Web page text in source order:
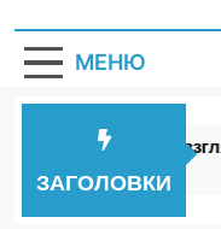
МЕНЮ
ЗАГОЛОВКИ
OMODA: Новый
4 дня спустя